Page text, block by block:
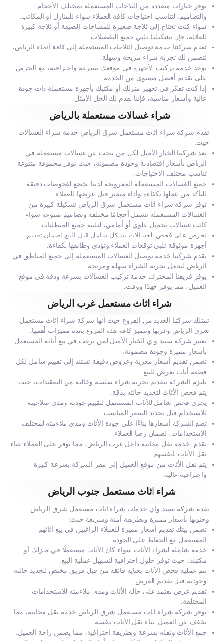
نوفر خيارات متعددة من الثلاجات المستعملة بمختلف الأحجام
والتصاميم، لتناسب احتياجات كافة العملاء سواء للمنازل أو المكاتب.
سواء كنت تحتاج إلى ثلاجة صغيرة للمساحات الضيقة أو ثلاجة كبيرة
للعائلة، فإن تشكيلتنا تلبي جميع التفضيلات.
تقدم شركتنا خدمة توصيل الثلاجات المستعملة إلى كافة أنحاء الرياض،
لتضمن لك تجربة شراء مريحة وسهلة.
توجد خدمة تركيب الأجهزة في موقعك بسرعة واحترافية، مع الحرص
على تقديم أفضل مستوى من الخدمة.
إذا كنت تفكر في تجهيز منزلك أو مكتبك بأجهزة مستعملة ذات جودة
عالية وأسعار مناسبة، فإننا نقدم لك الحل الأمثل.
شراء غسالات مستعملة بالرياض
تقدم شركة شراء اثاث مستعمل شرق الرياض خدمة شراء الغسالات
حيث:
تعد شركتنا الخيار الأمثل لكل من يبحث عن غسالات مستعملة في
الرياض بأسعار اقتصادية وجودة مضمونة، حيث نوفر مجموعة متنوعة
تناسب مختلف الاحتياجات.
جميع الغسالات المستعملة المعروضة لدينا تخضع لفحوصات دقيقة
للتأكد من عملها بكفاءة وأداء متميز قبل عرضها للعملاء.
توفر شركة شراء اثاث مستعمل شرق الرياض تشكيلة كبيرة من
الغسالات المستعملة تشمل أحجامًا مختلفة وتصاميم متنوعة سواء
كانت غسالات تحميل علوي أو أمامي، لتلبية جميع المتطلبات.
نحرص على فحص الغسالات بشكل شامل قبل البيع لضمان تقديم
أجهزة موثوقة تلبي توقعات العملاء وتؤدي وظائفها بكفاءة.
تقدم شركتنا خدمة توصيل الغسالات المستعملة إلى جميع المناطق في
الرياض لتجعل تجربة الشراء سهلة ومريحة.
يوفر فريقنا المحترف خدمة تركيب الغسالات بسرعة ودقة في موقع
العميل، مما يوفر جهدًا ووقت.
شراء اثاث مستعمل غرب الرياض
تمتلك شركتنا العديد من الفروع حيث أنها شركة شراء اثاث مستعمل
شرق الرياض وغربها وتتميز كافة هذه الفروع بعدة مميزات أهمها:
تعتبر شركة سبيد واي الخيار الأمثل لمن يرغب في بيع أثاثه المستعمل
بأسعار مميزة وجودة مضمونة.
تضمن تقديم أسعار مغرية وعروض دقيقة تستند إلى تقييم شامل لكل
قطعة أثاث تعرض للبيع.
تلتزم الشركة بتقديم تجربة شراء سلسة وخالية من التعقيدات، حيث
يتم فحص الأثاث لتحديد حالته بدقة.
يجرى فحص شامل للأثاث المستعمل لتقييم جودته ومدى صلاحيته
للاستخدام قبل تحديد السعر المناسب.
تضع الشركة أسعارها بناءًا على جودة الأثاث ومدى ملاءمته لمختلف
الاستخدامات، لضمان رضا العملاء.
تقدم خدمة نقل مجانية داخل غرب الرياض، مما يوفر على العملاء عناء
نقل الأثاث بأنفسهم.
يتم نقل الأثاث من موقع العميل إلى مقر الشركة بسرعة كبيرة
واحترافية عالية.
شراء اثاث مستعمل جنوب الرياض
تقدم شركة سبيد واي خدمات شراء اثاث مستعمل شرق الرياض
وجنوبها بأسعار مميزة وبطريقة آمنة وسريعة حيث:
تضمن بيتك تقديم أسعار مميزة للعملاء الراغبين في بيع أثاثهم
المستعمل مع الحفاظ على الجودة.
خدمة شاملة لشراء الأثاث سواء كان الأثاث مستعملًا في منزلك أو
مكتبك، حيث توفر حلول احترافية لتسهيل عملية البيع.
تتم عملية فحص الأثاث بعناية فائقة من قبل فريق مختص لتحديد حالته
وجودته قبل تقديم العرض.
تقديم عرض يعتمد على حالة الأثاث ومدى ملاءمته للاستخدامات
المختلفة.
توفر شركة شراء اثاث مستعمل شرق الرياض خدمة نقل مجانية، مما
يخفف عن العميل عناء نقل الأثاث بنفسه.
جمع الأثاث ونقله بسرعة وبطريقة احترافية، مما يضمن راحة العميل.